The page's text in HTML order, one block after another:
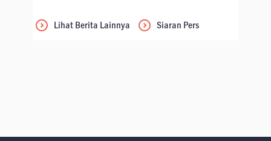
Lihat Berita Lainnya Siaran Pers